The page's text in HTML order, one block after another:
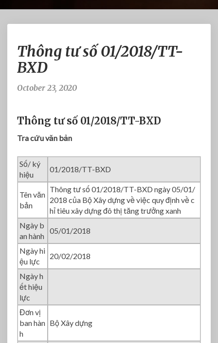
h
ố
/
2
1
8
/
T
-
Thông tư số 01/2018/TT-
BXD
October 23, 2020
Thông tư số 01/2018/TT-BXD
Tra cứu văn bản
Số/ ký
hiệu
01/2018/TT-BXD
Tên văn
bản
Thông tư số 01/2018/TT-BXD ngày 05/01/
2018 của Bộ Xây dựng về việc quy định về c
hỉ tiêu xây dựng đô thị tăng trưởng xanh
Ngày b
an hành
05/01/2018
Ngày hi
ệu lực
20/02/2018
Ngày h
ết hiệu
lực
Đơn vị
ban hàn
h
Bộ Xây dựng